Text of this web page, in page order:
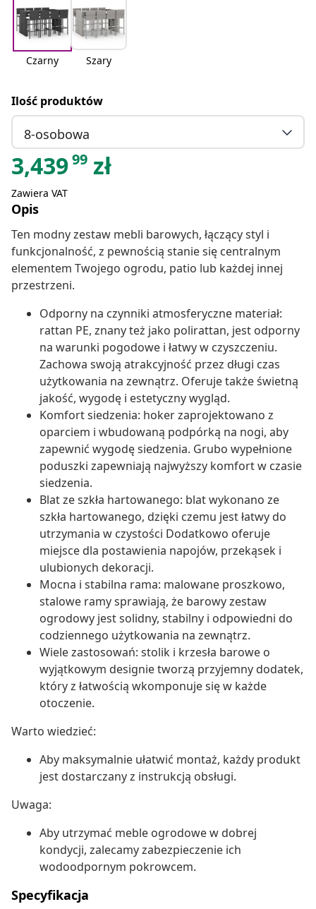
Czarny Szary
Ilość produktów
8-osobowa
3,43999 zł
Zawiera VAT
Opis
Ten modny zestaw mebli barowych, łączący styl i
funkcjonalność, z pewnością stanie się centralnym
elementem Twojego ogrodu, patio lub każdej innej
przestrzeni.
Odporny na czynniki atmosferyczne materiał:
rattan PE, znany też jako polirattan, jest odporny
na warunki pogodowe i łatwy w czyszczeniu.
Zachowa swoją atrakcyjność przez długi czas
użytkowania na zewnątrz. Oferuje także świetną
jakość, wygodę i estetyczny wygląd.
Komfort siedzenia: hoker zaprojektowano z
oparciem i wbudowaną podpórką na nogi, aby
zapewnić wygodę siedzenia. Grubo wypełnione
poduszki zapewniają najwyższy komfort w czasie
siedzenia.
Blat ze szkła hartowanego: blat wykonano ze
szkła hartowanego, dzięki czemu jest łatwy do
utrzymania w czystości Dodatkowo oferuje
miejsce dla postawienia napojów, przekąsek i
ulubionych dekoracji.
Mocna i stabilna rama: malowane proszkowo,
stalowe ramy sprawiają, że barowy zestaw
ogrodowy jest solidny, stabilny i odpowiedni do
codziennego użytkowania na zewnątrz.
Wiele zastosowań: stolik i krzesła barowe o
wyjątkowym designie tworzą przyjemny dodatek,
który z łatwością wkomponuje się w każde
otoczenie.
Warto wiedzieć:
Aby maksymalnie ułatwić montaż, każdy produkt
jest dostarczany z instrukcją obsługi.
Uwaga:
Aby utrzymać meble ogrodowe w dobrej
kondycji, zalecamy zabezpieczenie ich
wodoodpornym pokrowcem.
Specyfikacja